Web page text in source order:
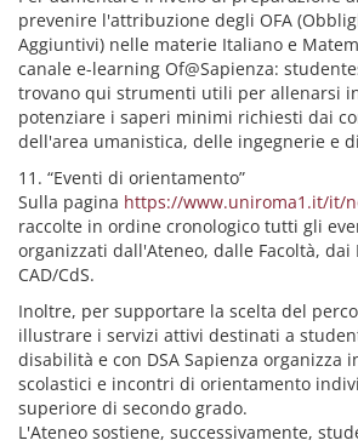
prevenire l'attribuzione degli OFA
Aggiuntivi) nelle materie Italiano e
canale e-learning Of@Sapienza:
trovano qui strumenti utili per allenarsi
potenziare i saperi minimi richiesti dai
dell'area umanistica, delle ingegnerie e
11. “Eventi di orientamento”
Sulla pagina https://www.uniroma1.it/it/
raccolte in ordine cronologico tutti gli
organizzati dall'Ateneo, dalle Facoltà,
CAD/CdS.
Inoltre, per supportare la scelta del
illustrare i servizi attivi destinati a
disabilità e con DSA Sapienza organizza
scolastici e incontri di orientamento
superiore di secondo grado.
L'Ateneo sostiene, successivamente,